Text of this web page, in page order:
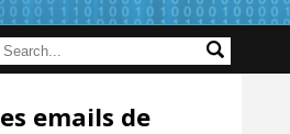
emails de